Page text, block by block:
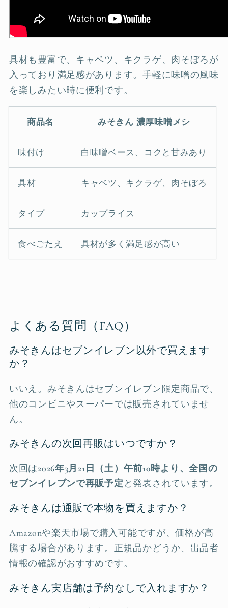
具材も豊富で、キャベツ、キクラゲ、肉そぼろが
入っており満足感があります。手軽に味噌の風味
を楽しみたい時に便利です。
商品名 みそきん 濃厚味噌メシ
味付け 白味噌ベース、コクと甘みあり
具材 キャベツ、キクラゲ、肉そぼろ
タイプ カップライス
食べごたえ 具材が多く満足感が高い
よくある質問（FAQ）
みそきんはセブンイレブン以外で買えます
か？
いいえ。みそきんはセブンイレブン限定商品で、
他のコンビニやスーパーでは販売されていませ
ん。
みそきんの次回再販はいつですか？
次回は2026年3月21日（土）午前10時より、全国の
セブンイレブンで再販予定と発表されています。
みそきんは通販で本物を買えますか？
Amazonや楽天市場で購入可能ですが、価格が高
騰する場合があります。正規品かどうか、出品者
情報の確認がおすすめです。
みそきん実店舗は予約なしで入れますか？